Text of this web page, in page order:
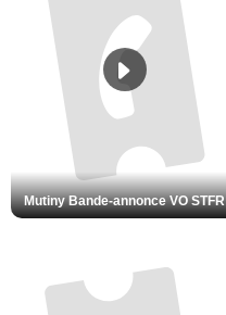
Mutiny Bande-annonce VO STFR